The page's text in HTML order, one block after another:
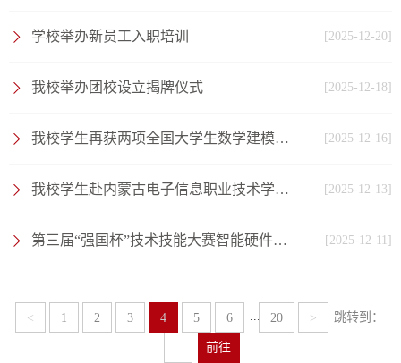
学校举办新员工入职培训 [2025-12-20]
我校举办团校设立揭牌仪式 [2025-12-18]
我校学生再获两项全国大学生数学建模竞赛国家级一等奖 [2025-12-16]
我校学生赴内蒙古电子信息职业技术学院开展校际交流 [2025-12-13]
第三届“强国杯”技术技能大赛智能硬件应用开发赛项（高职组）在我校成功举办 [2025-12-11]
< 1 2 3 4 5 6 ... 20 > 跳转到：
前往